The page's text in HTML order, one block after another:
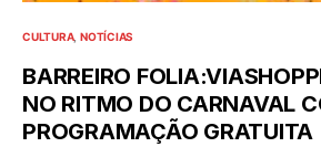
CULTURA NOTÍCIAS
BARREIRO
NO RITMO DO CARNAVAL
PROGRAMAÇÃO GRATUITA